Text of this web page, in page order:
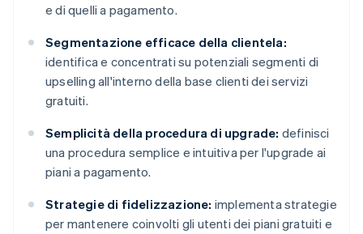
e di quelli a pagamento.
Segmentazione efficace della clientela:
identifica e concentrati su potenziali segmenti di
upselling all'interno della base clienti dei servizi
gratuiti.
Semplicità della procedura di upgrade: definisci
una procedura semplice e intuitiva per l'upgrade ai
piani a pagamento.
Strategie di fidelizzazione: implementa strategie
per mantenere coinvolti gli utenti dei piani gratuiti e